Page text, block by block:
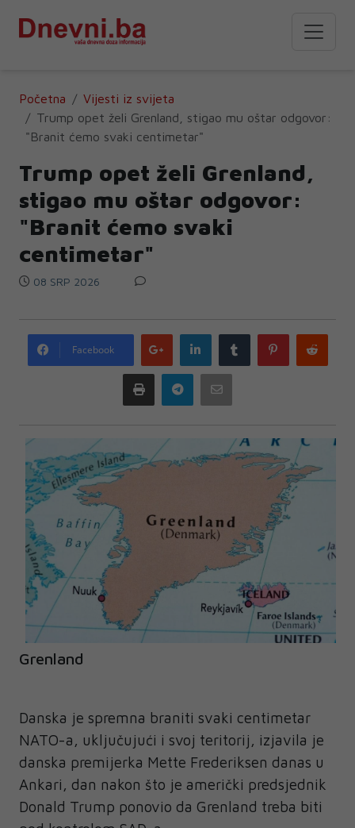
Početna
Vijesti iz svijeta
Trump opet želi Grenland, stigao mu oštar odgovor:
"Branit ćemo svaki centimetar"
Trump opet želi Grenland,
stigao mu oštar odgovor:
"Branit ćemo svaki
centimetar"
08 SRP 2026
Facebook
Google
plus
LinkedIn Tumblr Pinterest
Print Telegram
Grenland
Danska je spremna braniti svaki centimetar
NATO-a, uključujući i svoj teritorij, izjavila je
danska premijerka Mette Frederiksen danas u
Ankari, dan nakon što je američki predsjednik
Donald Trump ponovio da Grenland treba biti